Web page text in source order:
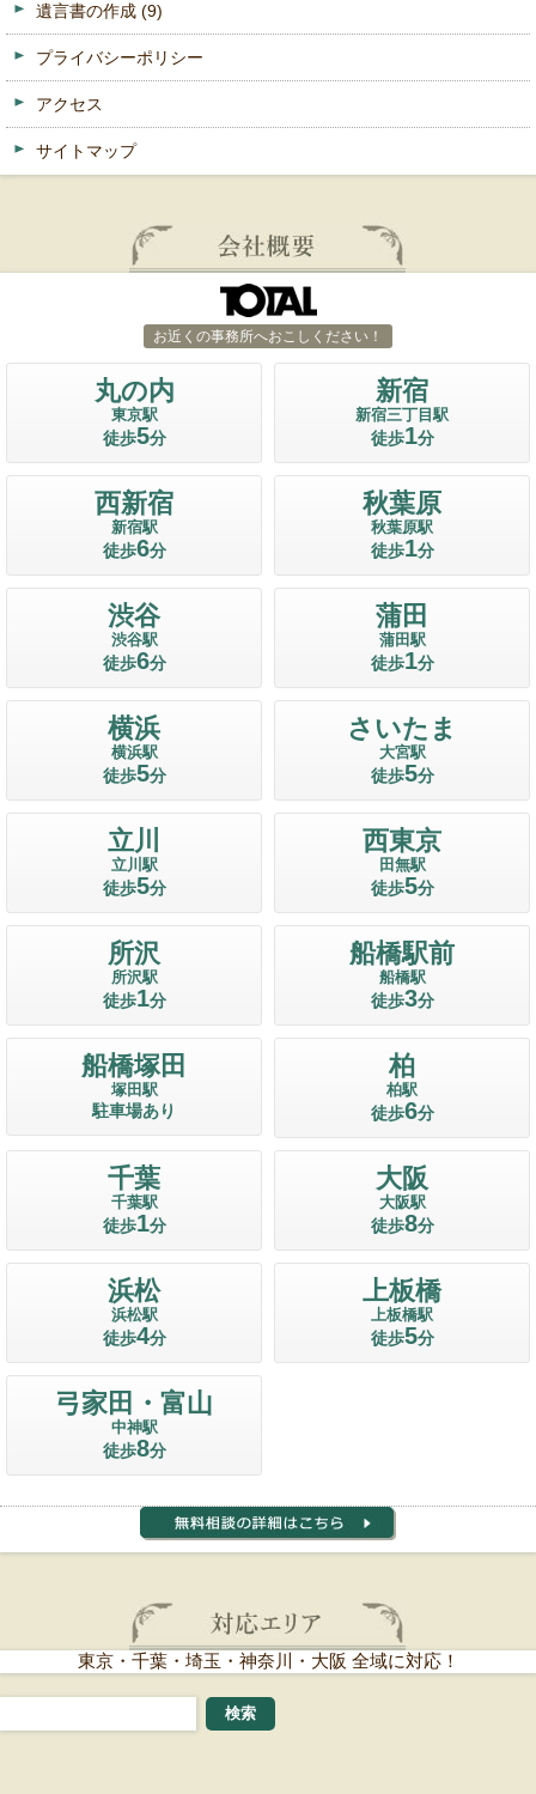
遺言書の作成 (9)
プライバシーポリシー
アクセス
サイトマップ
お近くの事務所へおこしください！
丸の内
東京駅
徒歩5分
新宿
新宿三丁目駅
徒歩1分
西新宿
新宿駅
徒歩6分
秋葉原
秋葉原駅
徒歩1分
渋谷
渋谷駅
徒歩6分
蒲田
蒲田駅
徒歩1分
横浜
横浜駅
徒歩5分
さいたま
大宮駅
徒歩5分
立川
立川駅
徒歩5分
西東京
田無駅
徒歩5分
所沢
所沢駅
徒歩1分
船橋駅前
船橋駅
徒歩3分
船橋塚田
塚田駅
駐車場あり
柏
柏駅
徒歩6分
千葉
千葉駅
徒歩1分
大阪
大阪駅
徒歩8分
浜松
浜松駅
徒歩4分
上板橋
上板橋駅
徒歩5分
弓家田・富山
中神駅
徒歩8分
東京・千葉・埼玉・神奈川・大阪 全域に対応！